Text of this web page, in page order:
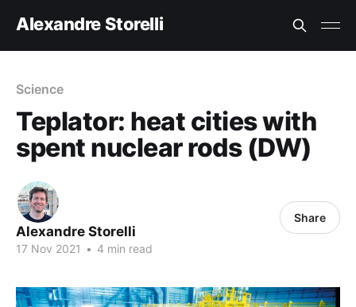
Alexandre Storelli
Science
Teplator: heat cities with
spent nuclear rods (DW)
Alexandre Storelli
17 Nov 2021 • 4 min read
Share